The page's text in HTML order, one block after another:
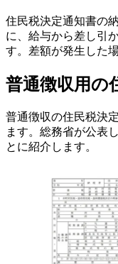
住民税決定通知書の
に、給与から差し引
す。差額が発生した
普通徴収用の
普通徴収の住民税決
ます。総務省が公表
とに紹介します。